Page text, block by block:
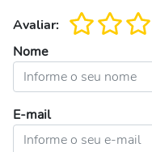
Avaliar:
Nome
E-mail